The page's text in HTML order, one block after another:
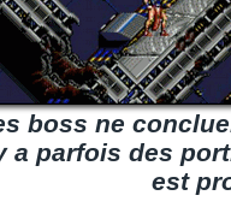
boss ne
a parfois des
est